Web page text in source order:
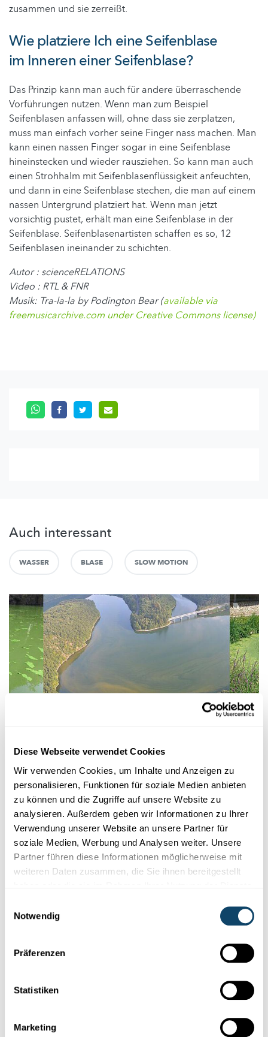
Diese Webseite verwendet Cookies
Wir verwenden Cookies, um Inhalte und Anzeigen zu
personalisieren, Funktionen für soziale Medien anbieten
zu können und die Zugriffe auf unsere Website zu
analysieren. Außerdem geben wir Informationen zu Ihrer
Verwendung unserer Website an unsere Partner für
soziale Medien, Werbung und Analysen weiter. Unsere
Partner führen diese Informationen möglicherweise mit
weiteren Daten zusammen, die Sie ihnen bereitgestellt
Notwendig
Präferenzen
Statistiken
Marketing
zusammen und sie zerreißt.
Wie platziere Ich eine Seifenblase
im Inneren einer Seifenblase?
Das Prinzip kann man auch für andere überraschende
Vorführungen nutzen. Wenn man zum Beispiel
Seifenblasen anfassen will, ohne dass sie zerplatzen,
muss man einfach vorher seine Finger nass machen. Man
kann einen nassen Finger sogar in eine Seifenblase
hineinstecken und wieder rausziehen. So kann man auch
einen Strohhalm mit Seifenblasenflüssigkeit anfeuchten,
und dann in eine Seifenblase stechen, die man auf einem
nassen Untergrund platziert hat. Wenn man jetzt
vorsichtig pustet, erhält man eine Seifenblase in der
Seifenblase. Seifenblasenartisten schaffen es so, 12
Seifenblasen ineinander zu schichten.
Autor : scienceRELATIONS
Video : RTL & FNR
Musik: Tra-la-la by Podington Bear (available via
freemusicarchive.com under Creative Commons license)
Auch interessant
WASSER BLASE SLOW MOTION
BLOOMIN‘ ALGAE APP
So können Bürger helfen, Blaualgen in
Luxemburgs Gewässern zu überwachen
Mit derSmartphone-AppBloomin‘ Algae kann jeder in
LuxemburgWissenschaftlernam LIST helfen,Cyanobakterien
frühzeitig...
LIST
SCIENCE MEETS ART